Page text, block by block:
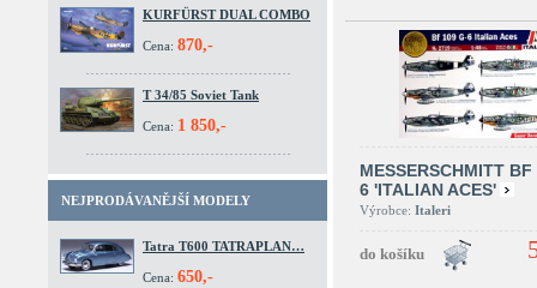
KURFÜRST DUAL COMBO
Cena: 870,-
T 34/85 Soviet Tank
Cena: 1 850,-
NEJPRODÁVANĚJŠÍ MODELY
Tatra T600 TATRAPLAN…
Cena: 650,-
MESSERSCHMITT
6 'ITALIAN ACES'
Výrobce: Italeri